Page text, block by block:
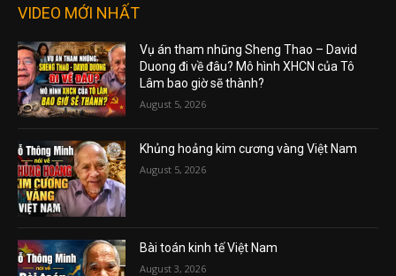
VIDEO MỚI NHẤT
Vụ án tham nhũng Sheng Thao – David
Duong đi về đâu? Mô hình XHCN của Tô
Lâm bao giờ sẽ thành?
August 5, 2026
Khủng hoảng kim cương vàng Việt Nam
August 5, 2026
Bài toán kinh tế Việt Nam
August 3, 2026